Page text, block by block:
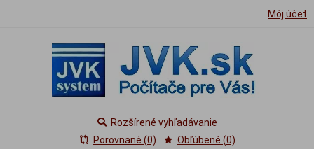
Môj účet
Rozšírené vyhľadávanie
Porovnané (0)
Obľúbené (0)